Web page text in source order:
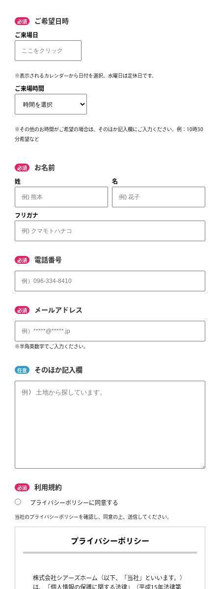
必須 ご希望日時
ご来場日
※表示されるカレンダーから日付を選択。水曜日は定休日です。
ご来場時間
※その他のお時間がご希望の場合は、そのほか記入欄にご入力ください。例：10時30
分希望など
必須 お名前
姓 名
フリガナ
必須 電話番号
必須 メールアドレス
※半角英数字でご入力ください。
任意 そのほか記入欄
必須 利用規約
プライバシーポリシーに同意する
当社のプライバシーポリシーを確認し、同意の上、送信してください。
プライバシーポリシー
株式会社シアーズホーム（以下、「当社」といいます。）
は、「個人情報の保護に関する法律」（平成15年法律第